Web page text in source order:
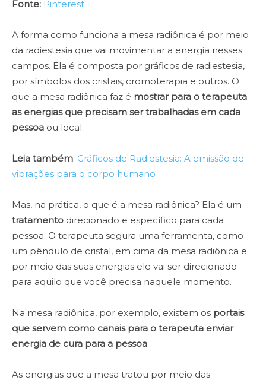
Fonte: Pinterest
A forma como funciona a mesa radiônica é por meio
da radiestesia que vai movimentar a energia nesses
campos. Ela é composta por gráficos de radiestesia,
por símbolos dos cristais, cromoterapia e outros. O
que a mesa radiônica faz é mostrar para o terapeuta
as energias que precisam ser trabalhadas em cada
pessoa ou local.
Leia também: Gráficos de Radiestesia: A emissão de
vibrações para o corpo humano
Mas, na prática, o que é a mesa radiônica? Ela é um
tratamento direcionado e específico para cada
pessoa. O terapeuta segura uma ferramenta, como
um pêndulo de cristal, em cima da mesa radiônica e
por meio das suas energias ele vai ser direcionado
para aquilo que você precisa naquele momento.
Na mesa radiônica, por exemplo, existem os portais
que servem como canais para o terapeuta enviar
energia de cura para a pessoa.
As energias que a mesa tratou por meio das